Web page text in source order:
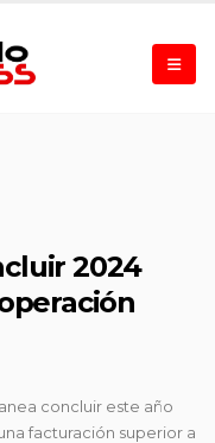
2024
concluir este año
facturación superior a